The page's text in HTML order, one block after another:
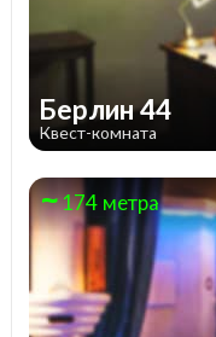
Берлин 44
Квест-комната
174 метра